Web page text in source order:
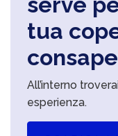
tua
All’interno
esperienza.